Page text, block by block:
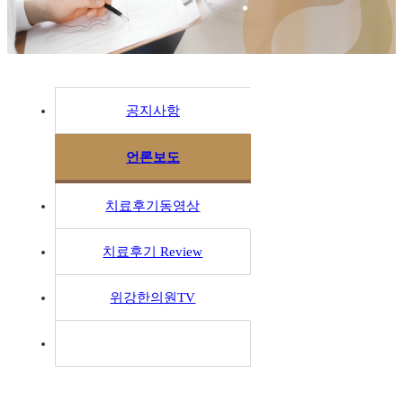
공지사항
언론보도
치료후기동영상
치료후기 Review
위강한의원TV